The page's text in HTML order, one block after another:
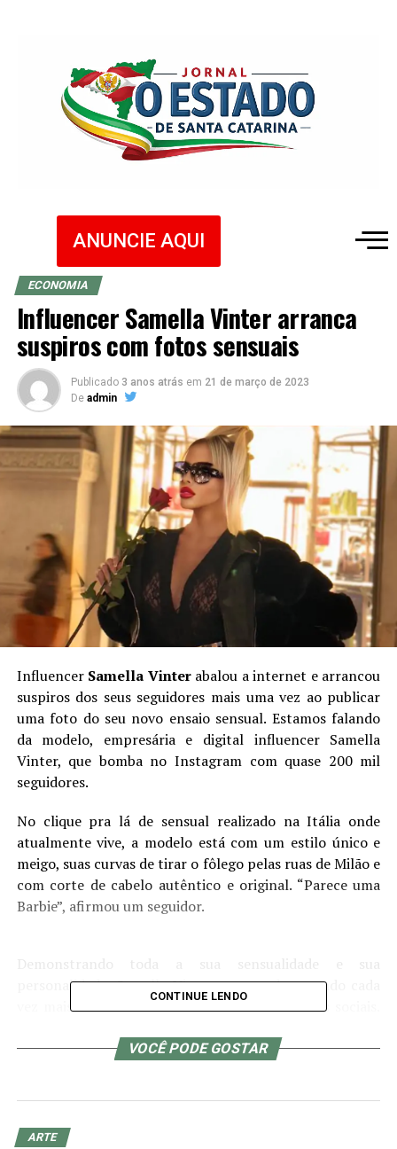
ANUNCIE AQUI
ECONOMIA
Influencer Samella Vinter arranca
suspiros com fotos sensuais
Publicado 3 anos atrás em 21 de março de 2023
De admin
Influencer Samella Vinterabalou a internet e arrancou
suspiros dos seus seguidores mais uma vez ao publicar
uma foto do seu novo ensaio sensual. Estamos falando
da modelo, empresária e digital influencer Samella
Vinter, que bomba no Instagram com quase 200 mil
seguidores.
No clique pra lá de sensual realizado na Itália onde
atualmente vive, a modelo está com um estilo único e
meigo, suas curvas de tirar o fôlego pelas ruas de Milão e
com corte de cabelo autêntico e original. “Parece uma
Barbie”, afirmou um seguidor.
personalidade, Samella Vinter vem se destacando cada
vez mais como criadora de conteúdo nas redes sociais.
sua conta no Instagram
CONTINUE LENDO
VOCÊ PODE GOSTAR
ARTE